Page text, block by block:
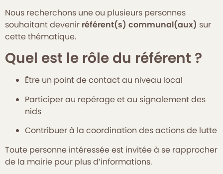
Nous recherchons une ou plusieurs personnes
souhaitant devenir référent(s) communal(aux) sur
cette thématique.
Quel est le rôle du référent ?
Être un point de contact au niveau local
Participer au repérage et au signalement des
nids
Contribuer à la coordination des actions de lutte
Toute personne intéressée est invitée à se rapprocher
de la mairie pour plus d’informations.